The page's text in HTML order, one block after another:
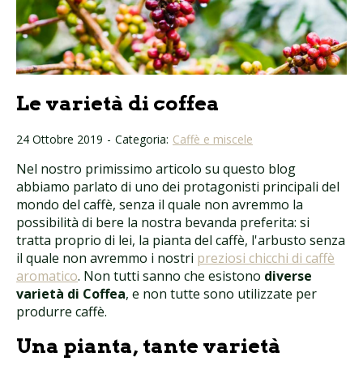
Le varietà di coffea
24 Ottobre 2019 - Categoria: Caffè e miscele
Nel nostro primissimo articolo su questo blog
abbiamo parlato di uno dei protagonisti principali del
mondo del caffè, senza il quale non avremmo la
possibilità di bere la nostra bevanda preferita: si
tratta proprio di lei, la pianta del caffè, l'arbusto senza
il quale non avremmo i nostri preziosi chicchi di caffè
aromatico. Non tutti sanno che esistono diverse
varietà di Coffea, e non tutte sono utilizzate per
produrre caffè.
Una pianta, tante varietà